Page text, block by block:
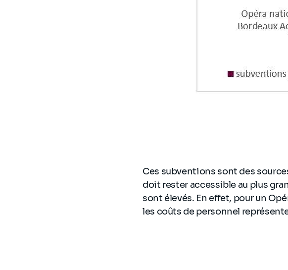
Ces subventions sont des
doit rester accessible au plus
sont élevés. En effet, pour un
les coûts de personnel